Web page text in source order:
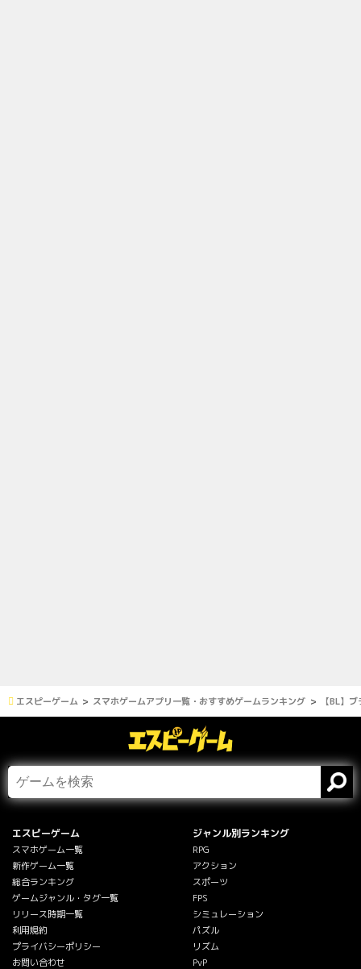
エスピーゲーム スマホゲームアプリ一覧・おすすめゲームランキング 【BL】
エスピーゲーム
スマホゲーム一覧
新作ゲーム一覧
総合ランキング
ゲームジャンル・タグ一覧
リリース時期一覧
利用規約
プライバシーポリシー
お問い合わせ
ジャンル別ランキング
RPG
アクション
スポーツ
FPS
シミュレーション
パズル
リズム
PvP